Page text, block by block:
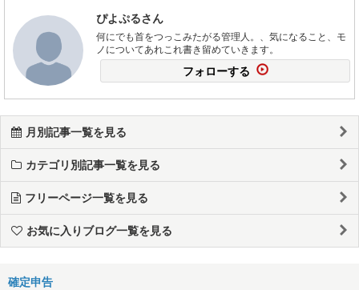
ぴよぷるさん
何にでも首をつっこみたがる管理人。、気になること、モ
ノについてあれこれ書き留めていきます。
フォローする
月別記事一覧を見る
カテゴリ別記事一覧を見る
フリーページ一覧を見る
お気に入りブログ一覧を見る
確定申告